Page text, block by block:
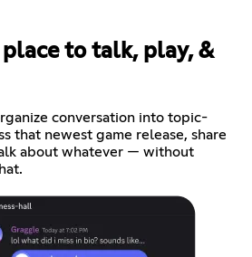
place to talk, play, &
conversation into topic-
that newest game release, share
about whatever — without